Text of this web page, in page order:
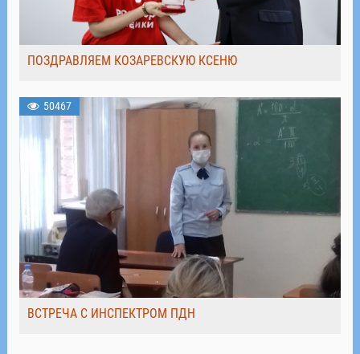
ПОЗДРАВЛЯЕМ КОЗАРЕВСКУЮ КСЕНЮ
50467
ВСТРЕЧА С ИНСПЕКТРОМ ПДН